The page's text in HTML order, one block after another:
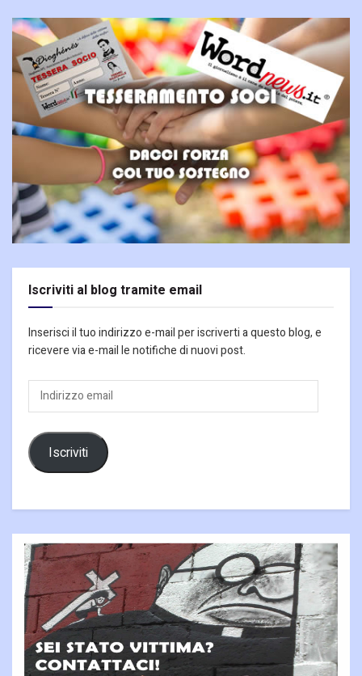
Iscriviti al blog tramite email
Inserisci il tuo indirizzo e-mail per iscriverti a questo blog, e
ricevere via e-mail le notifiche di nuovi post.
Indirizzo
email
Iscriviti